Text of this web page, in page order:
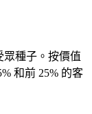
眾種子。按價值
和前 25% 的客